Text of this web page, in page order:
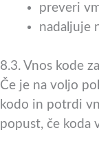
preveri
nadaljuje
8.3. Vnos kode
Če je na voljo
kodo in potrdi
popust, če koda